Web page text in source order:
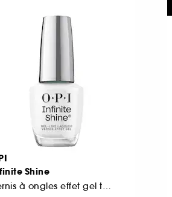
Shine